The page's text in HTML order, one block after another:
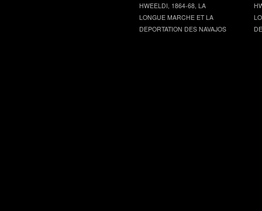
HWEELDI, 1864-68, LA
LONGUE MARCHE ET LA
DEPORTATION DES NAVAJOS